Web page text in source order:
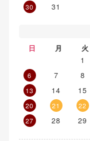
30
31
日
月 火
1
6
7 8
13
14 15
20
21 22
27
28 29